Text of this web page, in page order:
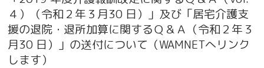
４）（令和２年３月30 日）」及び「居宅介護支
援の退院・退所加算に関するＱ＆Ａ（令和２年３
月30 日）」の送付について（WAMNETへリンク
します）